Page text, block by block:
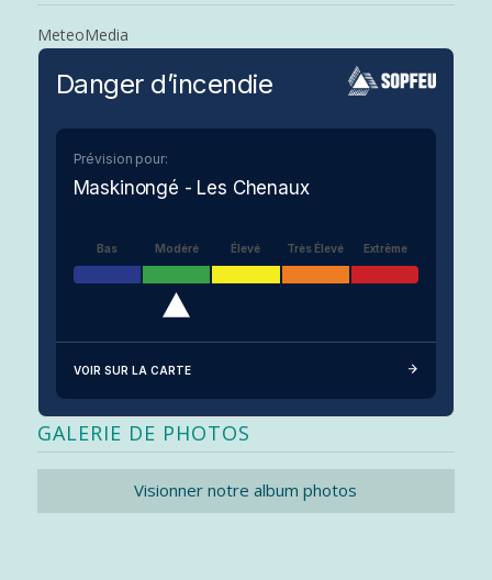
MeteoMedia
Danger d’incendie
Prévision pour:
Maskinongé - Les Chenaux
Bas Modéré Élevé Très Élevé Extrême
VOIR SUR LA CARTE
GALERIE DE PHOTOS
Visionner notre album photos